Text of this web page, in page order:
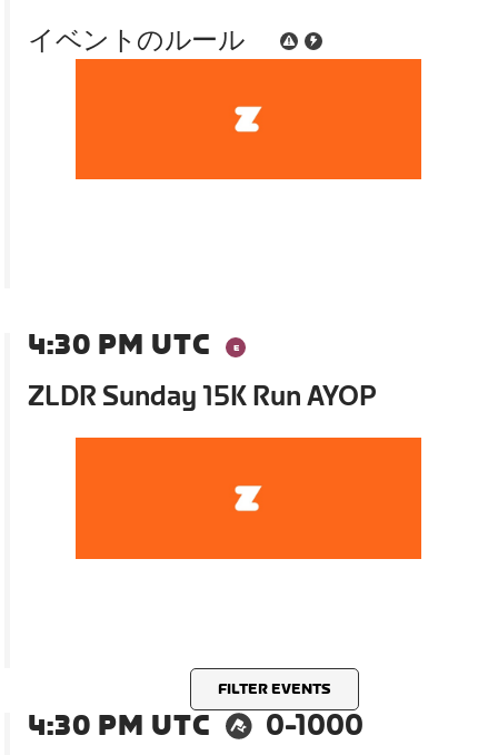
FILTER EVENTS
イベントのルール
4:30 PM UTC
ZLDR Sunday 15K Run AYOP
4:30 PM UTC 0-1000